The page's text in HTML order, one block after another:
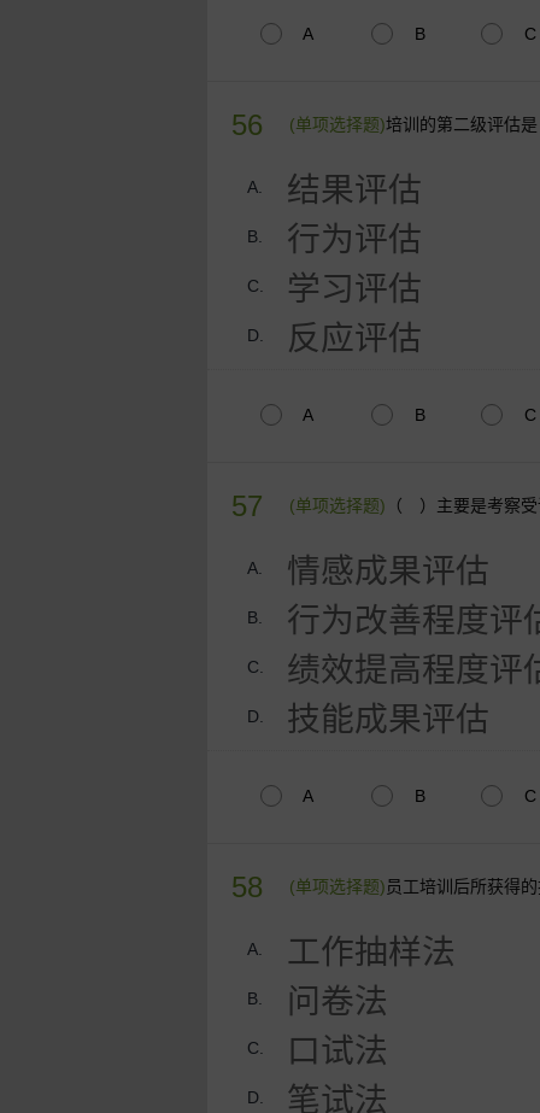
A B C
56 (单项选择题)培训的第二级评估
A. 结果评估
B. 行为评估
C. 学习评估
D. 反应评估
A B C
57 (单项选择题) （ ）主要是考察
A. 情感成果评估
B. 行为改善程度评
C. 绩效提高程度评
D. 技能成果评估
A B C
58 (单项选择题)员工培训后所获得
A. 工作抽样法
B. 问卷法
C. 口试法
D. 笔试法